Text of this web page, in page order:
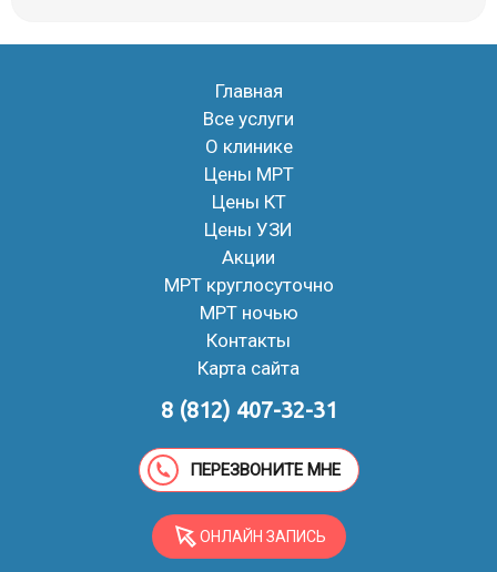
Главная
Все услуги
О клинике
Цены МРТ
Цены КТ
Цены УЗИ
Акции
МРТ круглосуточно
МРТ ночью
Контакты
Карта сайта
8 (812) 407-32-31
ПЕРЕЗВОНИТЕ МНЕ
ОНЛАЙН ЗАПИСЬ